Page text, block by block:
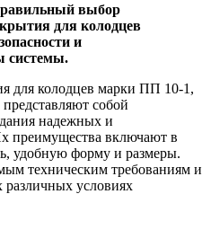
выбор
для колодцев
и
системы.
для колодцев марки ПП 10-1,
собой
надежных и
преимущества включают в
удобную форму и размеры.
техническим требованиям и
различных условиях